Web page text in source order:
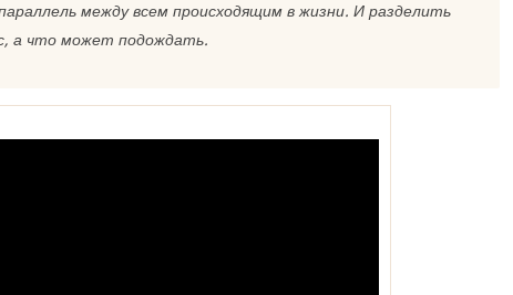
между всем происходящим в жизни. И разделить
а что может подождать.